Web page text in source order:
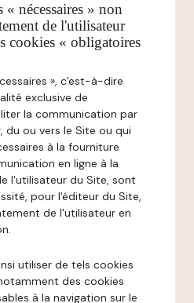
nécessaires » non
de l'utilisateur
cookies « obligatoires
», c'est-à-dire
exclusive de
la communication par
du ou vers le Site ou qui
à la fourniture
en ligne à la
l'utilisateur du Site, sont
pour l'éditeur du Site,
de l'utilisateur en
utiliser de tels cookies
des cookies
à la navigation sur le